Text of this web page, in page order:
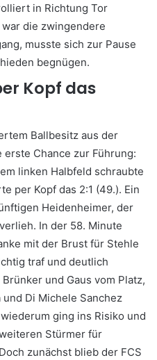
in Richtung Tor
die zwingendere
musste sich zur Pause
begnügen.
Kopf das
Ballbesitz aus der
Chance zur Führung:
linken Halbfeld schraubte
per Kopf das 2:1 (49.). Ein
Heidenheimer, der
In der 58. Minute
mit der Brust für Stehle
traf und deutlich
und Gaus vom Platz,
Di Michele Sanchez
ging ins Risiko und
Stürmer für
zunächst blieb der FCS